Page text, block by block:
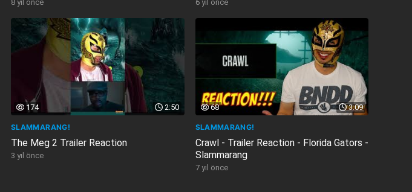
8 yıl önce 6 yıl önce
2:50
174
SLAMMARANG!
The Meg 2 Trailer Reaction
3 yıl önce
3:09
68
SLAMMARANG!
Crawl - Trailer Reaction - Florida Gators -
Slammarang
7 yıl önce